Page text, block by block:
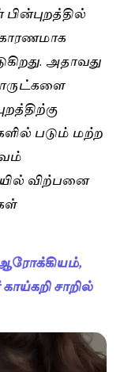
அதாவது
படும் மற்ற
விற்பனை
சாறில்